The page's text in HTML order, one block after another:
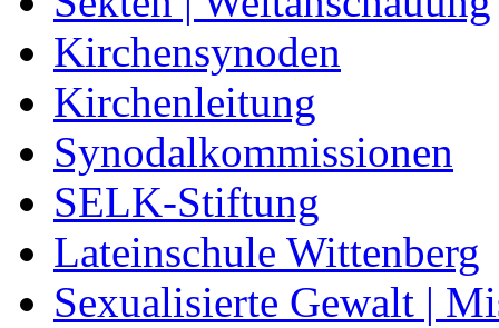
Kirchensynoden
Kirchenleitung
Synodalkommissionen
SELK-Stiftung
Lateinschule Wittenberg
Sexualisierte Gewalt |